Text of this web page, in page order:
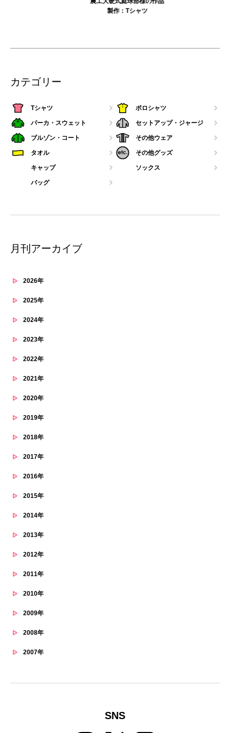
製作：Tシャツ
カテゴリー
Tシャツ ポロシャツ
パーカ・スウェット セットアップ・ジャージ
ブルゾン・コート その他ウェア
タオル その他グッズ
キャップ ソックス
バッグ
月刊アーカイブ
2026年
2025年
2024年
2023年
2022年
2021年
2020年
2019年
2018年
2017年
2016年
2015年
2014年
2013年
2012年
2011年
2010年
2009年
2008年
2007年
SNS